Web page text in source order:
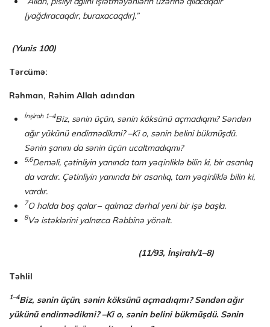
[yağdıracaqdır, buraxacaqdır].”
(Yunis 100)
Tərcümə:
Rəhman, Rəhim Allah adından
İnşirah 1–4Biz, sənin üçün, sənin köksünü açmadıqmı? Səndən
ağır yükünü en­dir­mə­dik­mi? –Ki o, sənin belinibükmüşdü.
Sənin şanını da sənin üçün ucaltmadıqmı?
5,6Deməli, çətinliyin yanında tam yəqinliklə bilin ki, bir asanlıq
da vardır. Çətinliyin yanında bir asanlıq, tam yəqinliklə bilin ki,
vardır.
7O halda boş qalar– qalmaz dərhal yeni birişəbaşla.
8Və istəkləriniyalnızca Rəbbinə yönəlt.
(11/93, İnşirah/1–8)
Təhlil
1–4Biz, sənin üçün, sənin köksünü açmadıqmı? Səndən ağır
yükünü en­dir­mə­dik­mi? –Ki o, sənin belinibükmüşdü. Sənin